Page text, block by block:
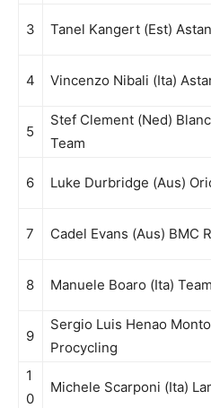
3 Tanel Kangert (Est)
4 Vincenzo Nibali (Ita)
5
Stef Clement (Ned)
Team
6 Luke Durbridge (Aus)
7 Cadel Evans (Aus) BMC
8 Manuele Boaro (Ita)
9
Sergio Luis Henao
Procycling
1
0
Michele Scarponi (Ita)